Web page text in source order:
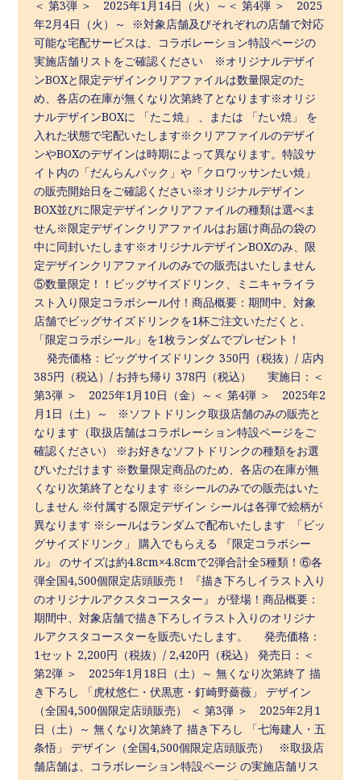
＜ 第3弾 ＞ 2025年1月14日（火）～＜ 第4弾 ＞ 2025
年2月4日（火）～ ※対象店舗及びそれぞれの店舗で対応
可能な宅配サービスは、コラボレーション特設ページの
実施店舗リストをご確認ください ※オリジナルデザイ
ンBOXと限定デザインクリアファイルは数量限定のた
め、各店の在庫が無くなり次第終了となります※オリジ
ナルデザインBOXに 「たこ焼」 、または 「たい焼」 を
入れた状態で宅配いたします※クリアファイルのデザイ
ンやBOXのデザインは時期によって異なります。特設サ
イト内の「だんらんパック」や「クロワッサンたい焼」
の販売開始日をご確認ください※オリジナルデザイン
BOX並びに限定デザインクリアファイルの種類は選べま
せん※限定デザインクリアファイルはお届け商品の袋の
中に同封いたします※オリジナルデザインBOXのみ、限
定デザインクリアファイルのみでの販売はいたしません
⑤数量限定！！ビッグサイズドリンク、ミニキャライラ
スト入り限定コラボシール付！商品概要：期間中、対象
店舗でビッグサイズドリンクを1杯ご注文いただくと、
「限定コラボシール」を1枚ランダムでプレゼント！
発売価格：ビッグサイズドリンク 350円（税抜）/ 店内
385円（税込）/ お持ち帰り 378円（税込） 実施日：＜
第3弾 ＞ 2025年1月10日（金）～＜ 第4弾 ＞ 2025年2
月1日（土）～ ※ソフトドリンク取扱店舗のみの販売と
なります（取扱店舗はコラボレーション特設ページをご
確認ください） ※お好きなソフトドリンクの種類をお選
びいただけます ※数量限定商品のため、各店の在庫が無
くなり次第終了となります ※シールのみでの販売はいた
しません ※付属する限定デザイン シールは各弾で絵柄が
異なります ※シールはランダムで配布いたします 「ビッ
グサイズドリンク」 購入でもらえる 『限定コラボシー
ル』 のサイズは約4.8cm×4.8cmで2弾合計全5種類！⑥各
弾全国4,500個限定店頭販売！ 『描き下ろしイラスト入り
のオリジナルアクスタコースター』 が登場！商品概要：
期間中、対象店舗で描き下ろしイラスト入りのオリジナ
ルアクスタコースターを販売いたします。 発売価格：
1セット 2,200円（税抜）/ 2,420円（税込） 発売日：＜
第2弾 ＞ 2025年1月18日（土）～ 無くなり次第終了 描
き下ろし 「虎杖悠仁・伏黒恵・釘崎野薔薇」 デザイン
（全国4,500個限定店頭販売） ＜ 第3弾 ＞ 2025年2月1
日（土）～ 無くなり次第終了 描き下ろし 「七海建人・五
条悟」 デザイン（全国4,500個限定店頭販売） ※取扱店
舗店舗は、コラボレーション特設ページ の実施店舗リス